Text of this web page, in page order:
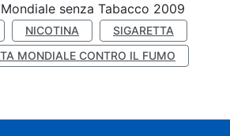
senza Tabacco 2009
NICOTINA
SIGARETTA
MONDIALE CONTRO IL FUMO